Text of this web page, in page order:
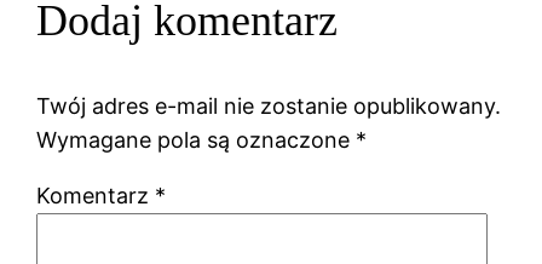
Dodaj komentarz
Twój adres e-mail nie zostanie opublikowany.
Wymagane pola są oznaczone *
Komentarz *